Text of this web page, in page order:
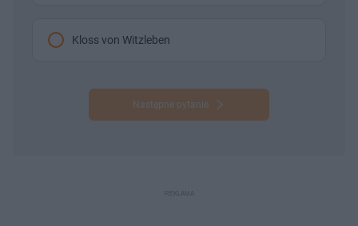
Kloss von Witzleben
Następne pytanie